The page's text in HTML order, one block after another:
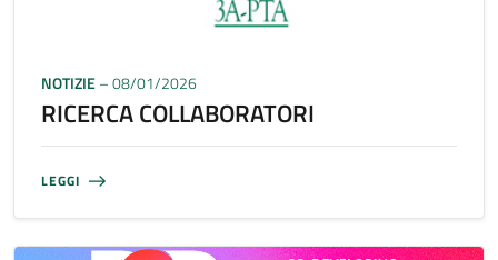
NOTIZIE– 08/01/2026
RICERCA COLLABORATORI
LEGGI